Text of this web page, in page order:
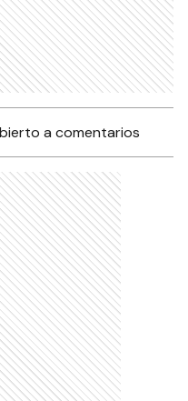
a comentarios